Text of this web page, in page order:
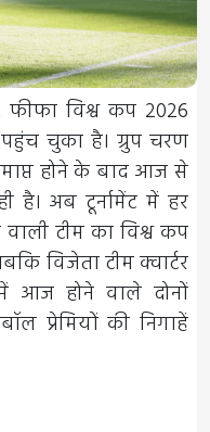
विश्व कप 2026
चुका है। ग्रुप चरण
होने के बाद आज से
है। अब टूर्नामेंट में हर
वाली टीम का विश्व कप
विजेता टीम क्वार्टर
आज होने वाले दोनों
प्रेमियों की निगाहें